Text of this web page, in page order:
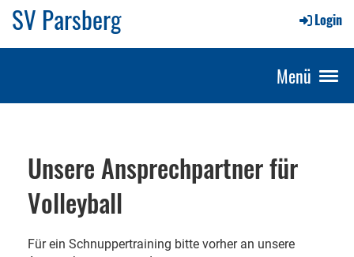
SV Parsberg Login
Menü
Unsere Ansprechpartner für
Volleyball
Für ein Schnuppertraining bitte vorher an unsere